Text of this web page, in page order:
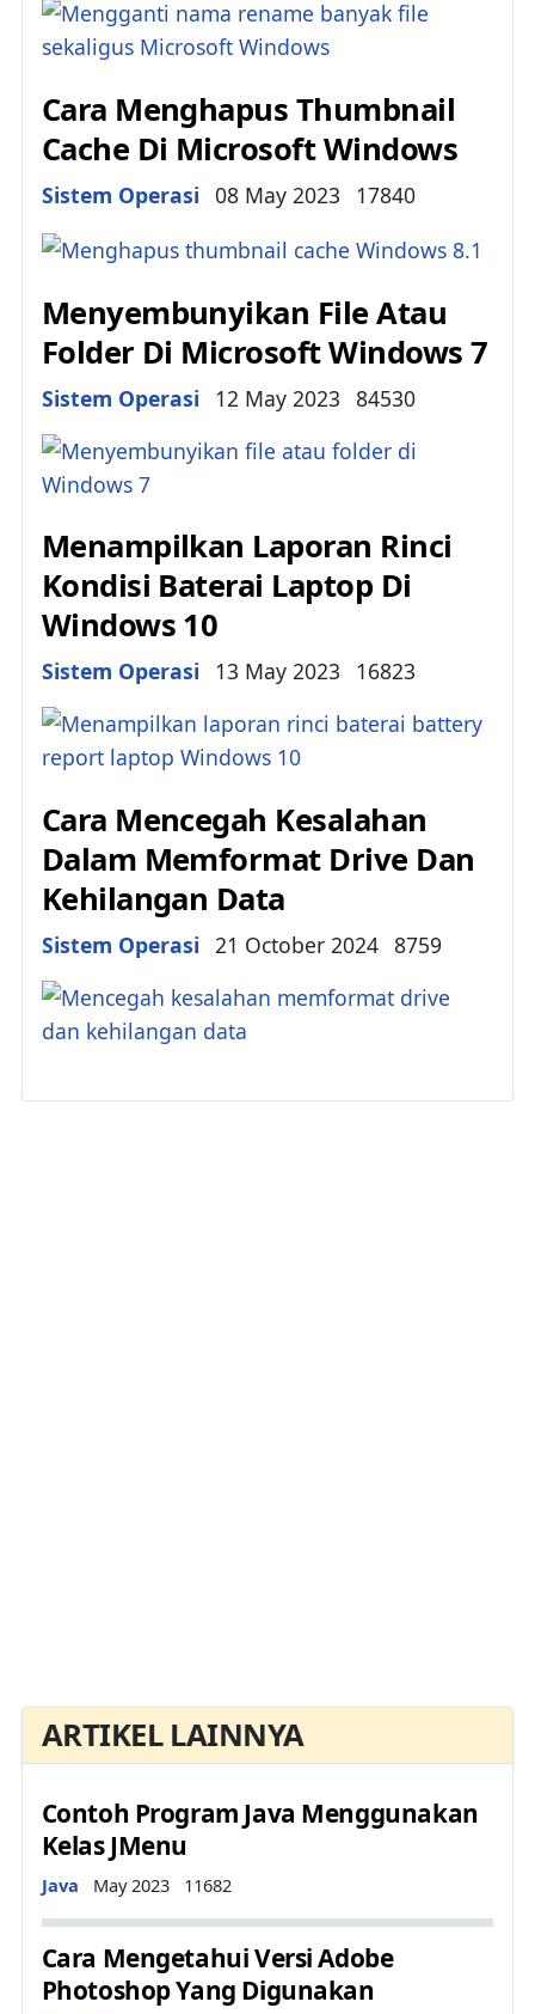
Cara Menghapus Thumbnail
Cache Di Microsoft Windows
Details
Sistem Operasi 08 May 2023 17840
Menyembunyikan File Atau
Folder Di Microsoft Windows 7
Details
Sistem Operasi 12 May 2023 84530
Menampilkan Laporan Rinci
Kondisi Baterai Laptop Di
Windows 10
Details
Sistem Operasi 13 May 2023 16823
Cara Mencegah Kesalahan
Dalam Memformat Drive Dan
Kehilangan Data
Details
Sistem Operasi 21 October 2024 8759
ARTIKEL LAINNYA
Contoh Program Java Menggunakan
Kelas JMenu
Details
Java May 2023 11682
Cara Mengetahui Versi Adobe
Photoshop Yang Digunakan